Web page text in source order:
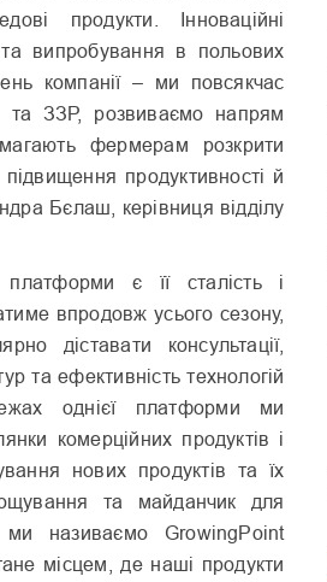
продукти. Інноваційні
та випробування в польових
компанії – ми повсякчас
та ЗЗР, розвиваємо напрям
фермерам розкрити
підвищення продуктивності й
Бєлаш, керівниця відділу
є її сталість і
впродовж усього сезону,
діставати консультації,
та ефективність технологій
однієї платформи ми
комерційних продуктів і
нових продуктів та їх
та майданчик для
ми називаємо GrowingPoint
місцем, де наші продукти